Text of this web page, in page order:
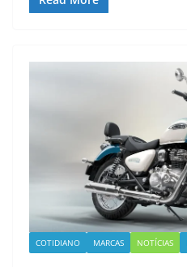
COTIDIANO MARCAS NOTÍCIAS